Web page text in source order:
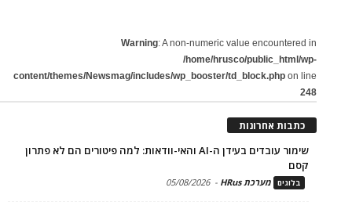
Warning: A non-numeric value encountered in
/home/hrusco/public_html/wp-
content/themes/Newsmag/includes/wp_booster/td_block.php on line
248
כתבות אחרונות
שימור עובדים בעידן ה-AI והאי-וודאות: למה פיטורים הם לא פתרון
קסם
בלוגים מערכת HRus -
05/08/2026